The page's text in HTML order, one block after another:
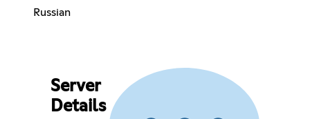
Russian
Server
Details